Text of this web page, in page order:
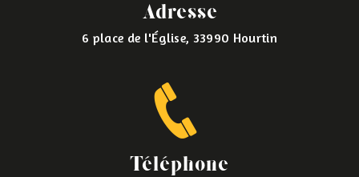
Adresse
6 place de l'Église, 33990 Hourtin
Téléphone